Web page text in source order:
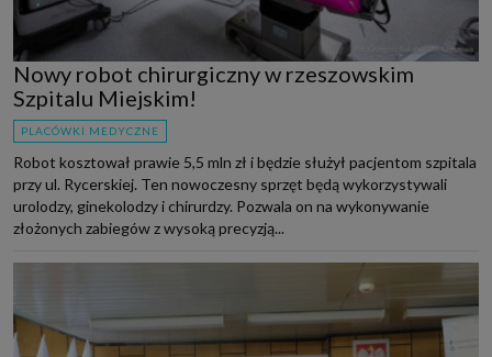
Nowy robot chirurgiczny w rzeszowskim
Szpitalu Miejskim!
PLACÓWKI MEDYCZNE
Robot kosztował prawie 5,5 mln zł i będzie służył pacjentom szpitala
przy ul. Rycerskiej. Ten nowoczesny sprzęt będą wykorzystywali
urolodzy, ginekolodzy i chirurdzy. Pozwala on na wykonywanie
złożonych zabiegów z wysoką precyzją...